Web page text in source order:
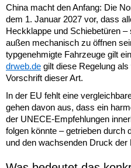
China macht den Anfang: Die
dem 1. Januar 2027 vor, dass
Heckklappe und Schiebetüren
außen mechanisch zu öffnen
typgenehmigte Fahrzeuge gilt
drweb.de gilt diese Regelung
Vorschrift dieser Art.
In der EU fehlt eine
gehen davon aus, dass ein
der UNECE-Empfehlungen
folgen könnte – getrieben durch
und den wachsenden Druck